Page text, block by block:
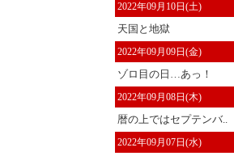
2022年09月10日(土)
天国と地獄
2022年09月09日(金)
ゾロ目の日…あっ！
2022年09月08日(木)
暦の上ではセプテンバ..
2022年09月07日(水)